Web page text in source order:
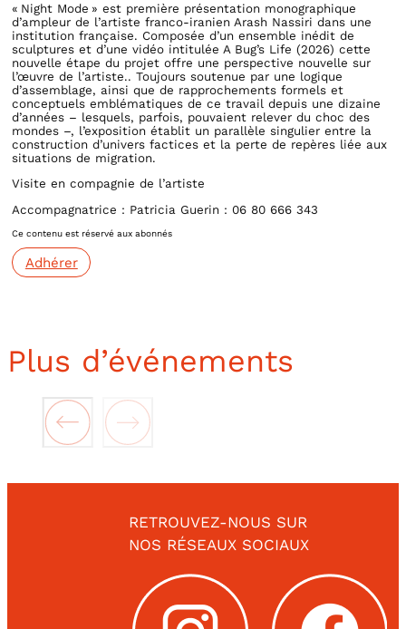
« Night Mode » est première présentation monographique
d’ampleur de l’artiste franco-iranien Arash Nassiri dans une
institution française. Composée d’un ensemble inédit de
sculptures et d’une vidéo intitulée A Bug’s Life (2026) cette
nouvelle étape du projet offre une perspective nouvelle sur
l’œuvre de l’artiste.. Toujours soutenue par une logique
d’assemblage, ainsi que de rapprochements formels et
conceptuels emblématiques de ce travail depuis une dizaine
d’années – lesquels, parfois, pouvaient relever du choc des
mondes –, l’exposition établit un parallèle singulier entre la
construction d’univers factices et la perte de repères liée aux
situations de migration.
Visite en compagnie de l’artiste
Accompagnatrice : Patricia Guerin : 06 80 666 343
Ce contenu est réservé aux abonnés
Adhérer
Plus d’événements
RETROUVEZ-NOUS SUR
NOS RÉSEAUX SOCIAUX